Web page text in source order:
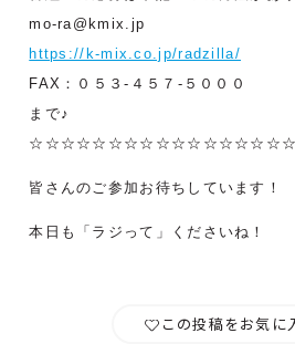
mo-ra@kmix.jp
https://k-mix.co.jp/radzilla/
FAX：０５３-４５７-５０００
まで♪
皆さんのご参加お待ちしています！
本日も「ラジって」くださいね！
この投稿をお気に